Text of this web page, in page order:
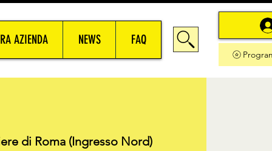
AZIENDA NEWS FAQ
di Roma (Ingresso Nord)